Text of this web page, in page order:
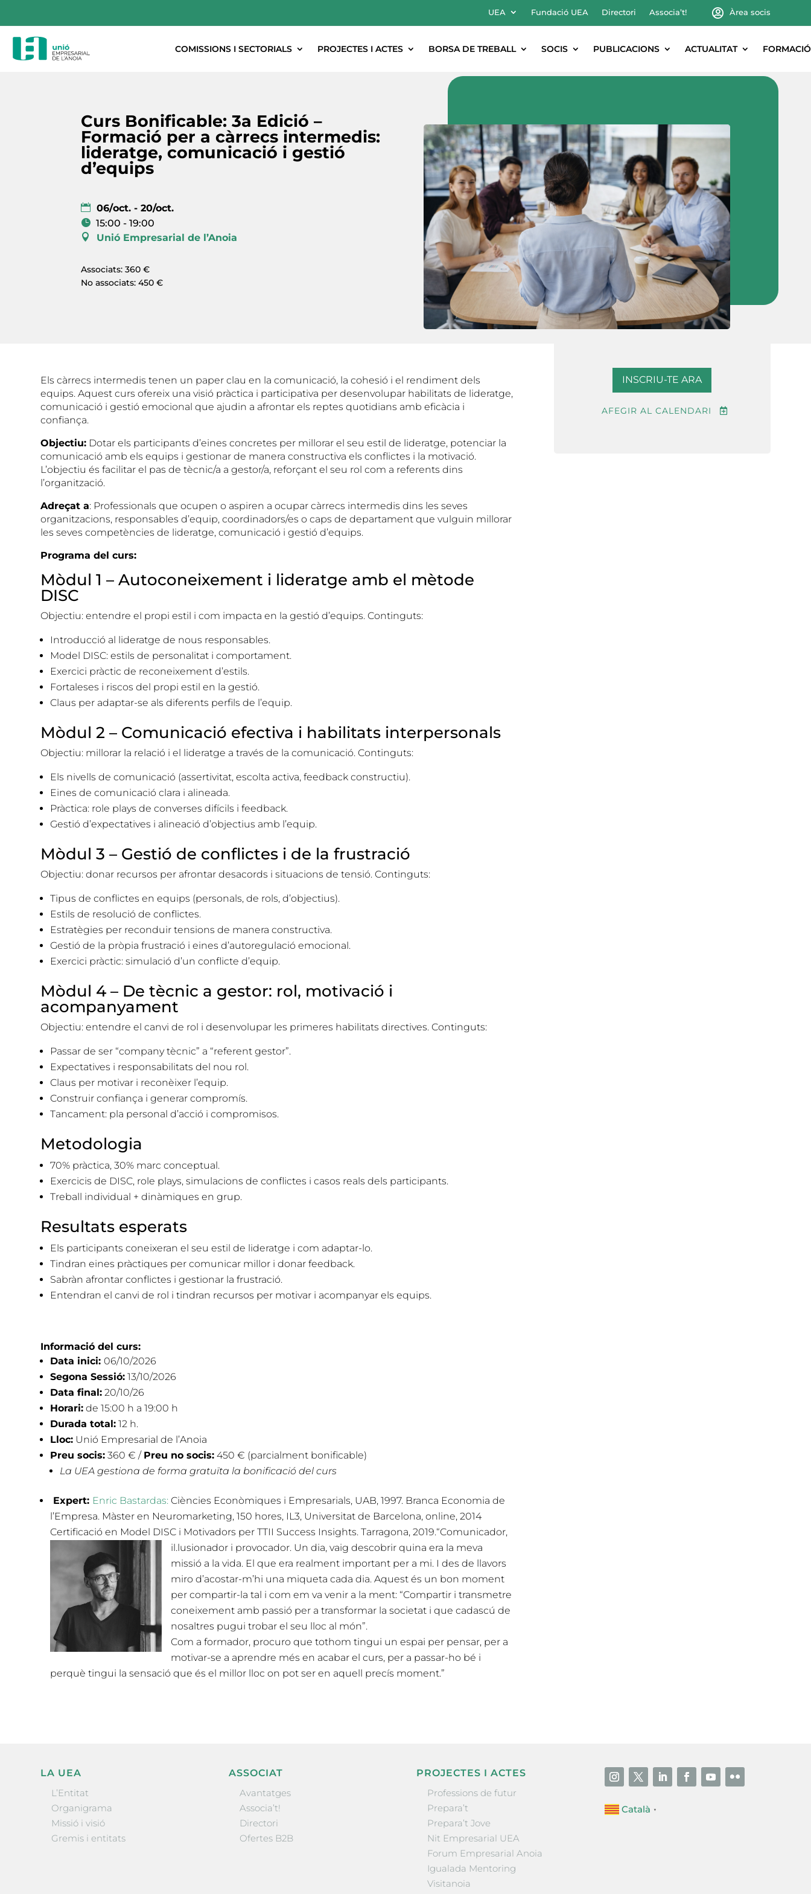
UEA Fundació UEA Directori Associa’t! Àrea socis
COMISSIONS I SECTORIALS PROJECTES I ACTES BORSA DE TREBALL SOCIS PUBLICACIONS ACTUALITAT FORMACIÓ
Curs Bonificable: 3a Edició –
Formació per a càrrecs intermedis:
lideratge, comunicació i gestió
d’equips
06/oct. - 20/oct.
15:00 - 19:00
Unió Empresarial de l’Anoia
Associats: 360 €
No associats: 450 €
Els càrrecs intermedis tenen un paper clau en la comunicació, la cohesió i el rendiment dels
equips. Aquest curs ofereix una visió pràctica i participativa per desenvolupar habilitats de lideratge,
comunicació i gestió emocional que ajudin a afrontar els reptes quotidians amb eficàcia i
confiança.
Objectiu: Dotar els participants d’eines concretes per millorar el seu estil de lideratge, potenciar la
comunicació amb els equips i gestionar de manera constructiva els conflictes i la motivació.
L’objectiu és facilitar el pas de tècnic/a a gestor/a, reforçant el seu rol com a referents dins
l’organització.
Adreçat a: Professionals que ocupen o aspiren a ocupar càrrecs intermedis dins les seves
organitzacions, responsables d’equip, coordinadors/es o caps de departament que vulguin millorar
les seves competències de lideratge, comunicació i gestió d’equips.
Programa del curs:
Mòdul 1 – Autoconeixement i lideratge amb el mètode
DISC
Objectiu: entendre el propi estil i com impacta en la gestió d’equips. Continguts:
Introducció al lideratge de nous responsables.
Model DISC: estils de personalitat i comportament.
Exercici pràctic de reconeixement d’estils.
Fortaleses i riscos del propi estil en la gestió.
Claus per adaptar-se als diferents perfils de l’equip.
Mòdul 2 – Comunicació efectiva i habilitats interpersonals
Objectiu: millorar la relació i el lideratge a través de la comunicació. Continguts:
Els nivells de comunicació (assertivitat, escolta activa, feedback constructiu).
Eines de comunicació clara i alineada.
Pràctica: role plays de converses difícils i feedback.
Gestió d’expectatives i alineació d’objectius amb l’equip.
Mòdul 3 – Gestió de conflictes i de la frustració
Objectiu: donar recursos per afrontar desacords i situacions de tensió. Continguts:
Tipus de conflictes en equips (personals, de rols, d’objectius).
Estils de resolució de conflictes.
Estratègies per reconduir tensions de manera constructiva.
Gestió de la pròpia frustració i eines d’autoregulació emocional.
Exercici pràctic: simulació d’un conflicte d’equip.
Mòdul 4 – De tècnic a gestor: rol, motivació i
acompanyament
Objectiu: entendre el canvi de rol i desenvolupar les primeres habilitats directives. Continguts:
Passar de ser “company tècnic” a “referent gestor”.
Expectatives i responsabilitats del nou rol.
Claus per motivar i reconèixer l’equip.
Construir confiança i generar compromís.
Tancament: pla personal d’acció i compromisos.
Metodologia
70% pràctica, 30% marc conceptual.
Exercicis de DISC, role plays, simulacions de conflictes i casos reals dels participants.
Treball individual + dinàmiques en grup.
Resultats esperats
Els participants coneixeran el seu estil de lideratge i com adaptar-lo.
Tindran eines pràctiques per comunicar millor i donar feedback.
Sabràn afrontar conflictes i gestionar la frustració.
Entendran el canvi de rol i tindran recursos per motivar i acompanyar els equips.
Informació del curs:
Data inici:06/10/2026
Segona Sessió: 13/10/2026
Data final: 20/10/26
Horari: de 15:00 h a 19:00 h
Durada total: 12 h.
Lloc: Unió Empresarial de l’Anoia
Preu socis: 360 € / Preu no socis: 450 € (parcialment bonificable)
La UEA gestiona de forma gratuïta la bonificació del curs
Expert: Enric Bastardas: Ciències Econòmiques i Empresarials, UAB, 1997. Branca Economia de
l’Empresa. Màster en Neuromarketing, 150 hores, IL3, Universitat de Barcelona, online, 2014
Certificació en Model DISC i Motivadors per TTII Success Insights. Tarragona, 2019.“Comunicador,
il.lusionador i provocador. Un dia, vaig descobrir quina era la meva
missió a la vida. El que era realment important per a mi. I des de llavors
miro d’acostar-m’hi una miqueta cada dia. Aquest és un bon moment
per compartir-la tal i com em va venir a la ment: “Compartir i transmetre
coneixement amb passió per a transformar la societat i que cadascú de
nosaltres pugui trobar el seu lloc al món”.
Com a formador, procuro que tothom tingui un espai per pensar, per a
motivar-se a aprendre més en acabar el curs, per a passar-ho bé i
perquè tingui la sensació que és el millor lloc on pot ser en aquell precís moment.”
INSCRIU-TE ARA
AFEGIR AL CALENDARI
LA UEA
L’Entitat
Organigrama
Missió i visió
Gremis i entitats
ASSOCIAT
Avantatges
Associa’t!
Directori
Ofertes B2B
PROJECTES I ACTES
Professions de futur
Prepara’t
Prepara’t Jove
Nit Empresarial UEA
Forum Empresarial Anoia
Igualada Mentoring
Visitanoia
Català ▼